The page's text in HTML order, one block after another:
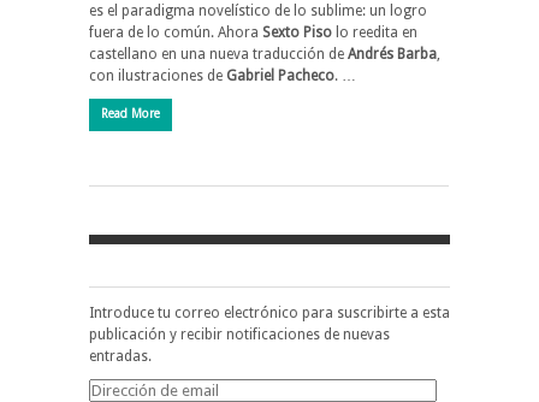
es el paradigma novelístico de lo sublime: un logro
fuera de lo común. Ahora Sexto Piso lo reedita en
castellano en una nueva traducción de Andrés Barba
con ilustraciones de Gabriel Pacheco. …
Read More
Introduce tu correo electrónico para suscribirte a esta
publicación y recibir notificaciones de nuevas
entradas.
Dirección